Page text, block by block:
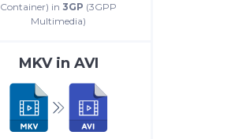
Container) in 3GP (3GPP
Multimedia)
MKVin AVI